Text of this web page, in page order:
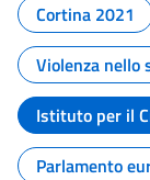
Cortina 2021
Violenza nello
Istituto per il
Parlamento